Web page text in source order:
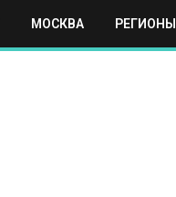
МОСКВА РЕГИОНЫ